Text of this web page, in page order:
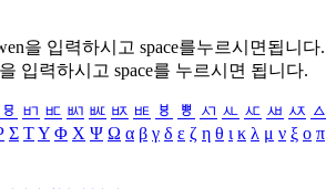
을 입력하시고 space를누르시면됩니다.
을 입력하시고 space를 누르시면 됩니다.
ㅱ ㅲ ㅳ ㅴ ㅵ ㅶ ㅷ ㅸ ㅹ ㅺ ㅻ ㅼ ㅽ ㅾ ㅿ
Σ ΤΥ Φ Χ Ψ Ω α β γ δ ε ζ η θ ι κ λ μ ν ξ ο π